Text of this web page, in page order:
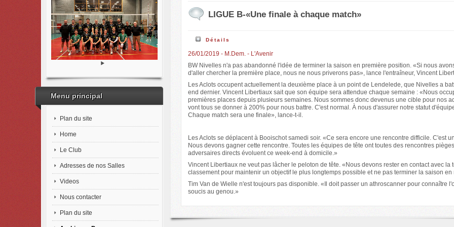
Menu principal
Plan du site
Home
Le Club
Adresses de nos Salles
Videos
Nous contacter
Plan du site
LIGUE B-«Une finale à chaque match»
Détails
26/01/2019 - M.Dem. - L'Avenir
BW Nivelles n'a pas abandonné l'idée de terminer la saison en première position. «Si nous
d'aller chercher la première place, nous ne nous priverons pas», lance l'entraîneur, Vincent
Les Aclots occupent actuellement la deuxième place à un point de Lendelede, que Nivelles a
end dernier. Vincent Libertiaux sait que son équipe sera attendue chaque semaine : «Nous
premières places depuis plusieurs semaines. Nous sommes donc devenus une cible pour nos
vont tous se donner à 200% pour nous battre. C'est normal. À nous d'assurer notre statut
Chaque match sera une finale», lance-t-il.
Les Aclots se déplacent à Booischot samedi soir. «Ce sera encore une rencontre difficile. C'est
Nous devons gagner cette rencontre. Toutes les équipes de tête ont toutes des rencontres
adversaires directs évoluent ce week-end à domicile.»
Vincent Libertiaux ne veut pas lâcher le peloton de tête. «Nous devons rester en contact avec la
classement pour maintenir un objectif le plus longtemps possible et ne pas terminer la saison en
Tim Van de Wielle n'est toujours pas disponible. «Il doit passer un athroscanner pour connaître
soucis au genou.»